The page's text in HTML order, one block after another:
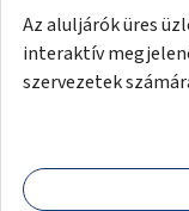
Az aluljárók üres
interaktív
szervezetek
például rajzokkal,
vagy akciónapokkal